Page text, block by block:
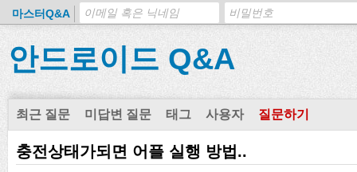
마스터Q&A
안드로이드 Q&A
최근 질문 미답변 질문 태그 사용자 질문하기
충전상태가되면 어플 실행 방법..